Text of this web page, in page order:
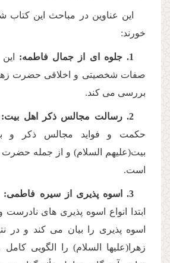
این عناوین در مباحث این
خورند:
1. جلوه اى از جمال فاطمه:
صفات شخصیتى و اخلاقى حضرت
بررسى مى كند.
2. رسالت مجالس ذكر اهل بیت:
حكمت و فواید مجالس ذكر و
بیت(علیهم السلام) و از جمله حضرت
است.
3. اسوه پذیرى از سیره فاطمى:
ابتدا انواع اسوه پذیرى هاى
اسوه پذیرى را بیان مى كند و در
زهرا(علیها السلام) را الگویى